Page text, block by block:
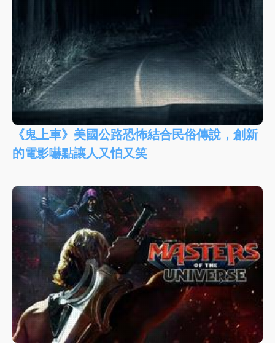
《鬼上車》美國公路恐怖結合民俗傳說，創新
的電影嚇點讓人又怕又笑